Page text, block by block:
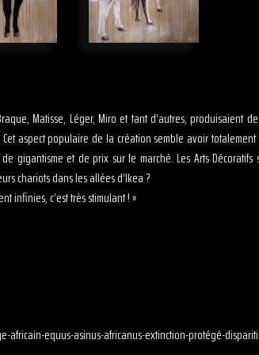
Matisse, Léger, Miro et tant d’autres, produisaient
aspect populaire de la création semble avoir
et de prix sur le marché. Les Arts Décoratifs
chariots dans les allées d’Ikea ?
infinies, c’est très stimulant ! »
africain-equus-asinus-africanus-extinction-protégé-